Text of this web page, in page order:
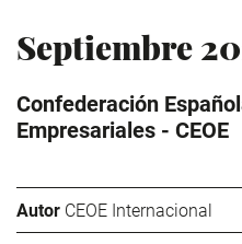
Septiembre
Confederación
Empresariales - CEOE
Autor CEOE Internacional